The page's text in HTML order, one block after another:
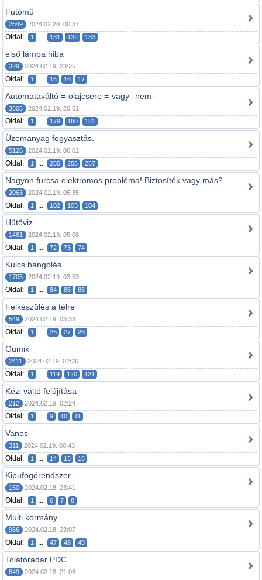
Futómű
2649 2024.02.20. 00:37
Oldal: 1 ... 131 132 133
első lámpa hiba
329 2024.02.19. 23:25
Oldal: 1 ... 15 16 17
Automataváltó =-olajcsere =-vagy--nem--
3605 2024.02.19. 20:51
Oldal: 1 ... 179 180 181
Üzemanyag fogyasztás.
5126 2024.02.19. 06:02
Oldal: 1 ... 255 256 257
Nagyon furcsa elektromos probléma! Biztosíték vagy más?
2063 2024.02.19. 05:35
Oldal: 1 ... 102 103 104
Hűtőviz
1461 2024.02.19. 05:08
Oldal: 1 ... 72 73 74
Kulcs hangolás
1705 2024.02.19. 03:53
Oldal: 1 ... 84 85 86
Felkészülés a télre
549 2024.02.19. 03:33
Oldal: 1 ... 26 27 28
Gumik
2411 2024.02.19. 02:36
Oldal: 1 ... 119 120 121
Kézi váltó felújítása
212 2024.02.19. 02:24
Oldal: 1 ... 9 10 11
Vanos
311 2024.02.19. 00:43
Oldal: 1 ... 14 15 16
Kipufogórendszer
150 2024.02.18. 23:41
Oldal: 1 ... 6 7 8
Multi kormány
966 2024.02.18. 23:07
Oldal: 1 ... 47 48 49
Tolatóradar PDC
849 2024.02.18. 21:06